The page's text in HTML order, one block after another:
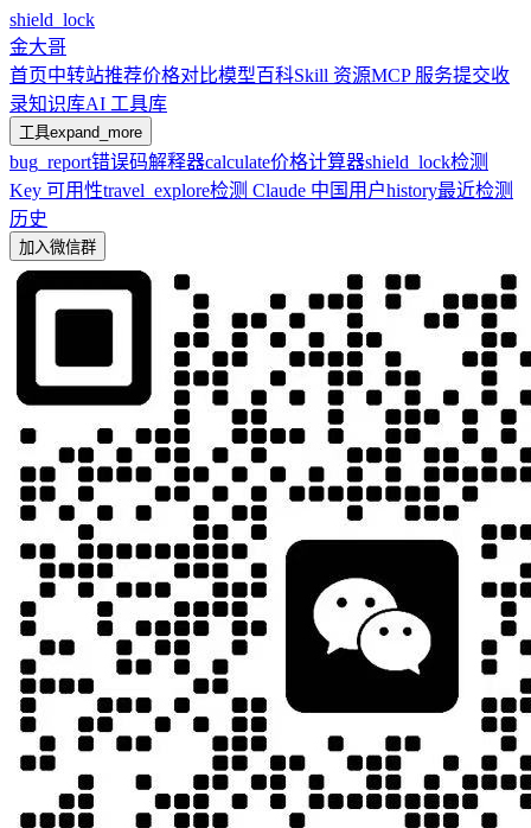
shield_lock
金大哥
首页中转站推荐价格对比模型百科Skill 资源MCP 服务提交收
录知识库AI 工具库
工具expand_more
bug_report错误码解释器calculate价格计算器shield_lock检测
Key 可用性travel_explore检测 Claude 中国用户history最近检测
历史
加入微信群